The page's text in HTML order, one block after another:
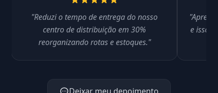
"Reduzi o tempo de entrega do nosso
centro de distribuição em 30%
reorganizando rotas e estoques."
e isso